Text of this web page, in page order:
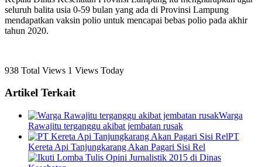
seluruh balita usia 0-59 bulan yang ada di Provinsi Lampung
mendapatkan vaksin polio untuk mencapai bebas polio pada akhir
tahun 2020.
938 Total Views 1 Views Today
Artikel Terkait
Warga
Rawajitu terganggu akibat jembatan rusak
PT
Kereta Api Tanjungkarang Akan Pagari Sisi Rel